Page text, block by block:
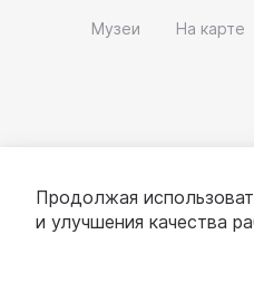
Музеи На карте
Продолжая
и улучшения качества